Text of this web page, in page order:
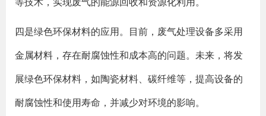
四是绿色环保材料的应用。目前，废气处理设备多采用
金属材料，存在耐腐蚀性和成本高的问题。未来，将发
展绿色环保材料，如陶瓷材料、碳纤维等，提高设备的
耐腐蚀性和使用寿命，并减少对环境的影响。